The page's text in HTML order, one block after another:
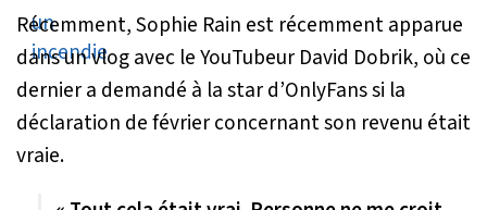
Récemment, Sophie Rain est récemment apparue
dans un vlog avec le YouTubeur David Dobrik, où ce
dernier a demandé à la star d’OnlyFans si la
déclaration de février concernant son revenu était
vraie.